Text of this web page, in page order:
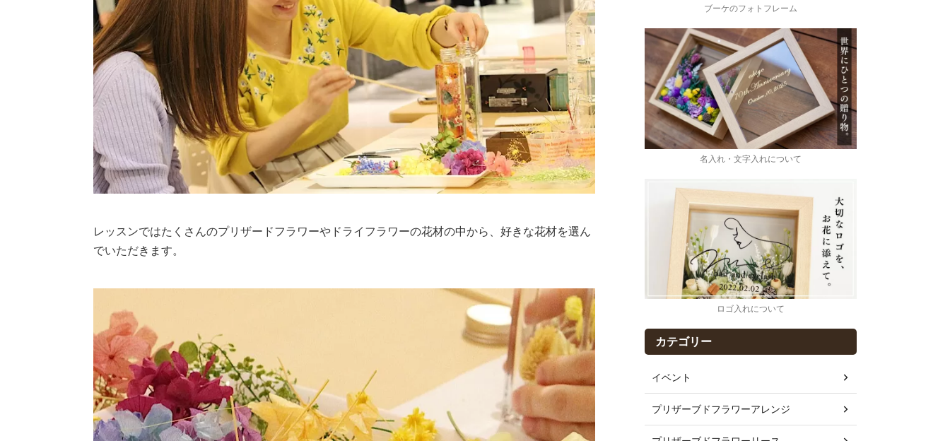
レッスンではたくさんのプリザードフラワーやドライフラワーの花材の中から、好きな花材を選ん
でいただきます。
ブーケのフォトフレーム
名入れ・文字入れについて
ロゴ入れについて
カテゴリー
イベント
プリザーブドフラワーアレンジ